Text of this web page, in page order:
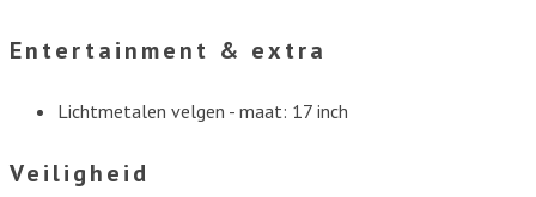
Entertainment & extra
Lichtmetalen velgen - maat: 17 inch
Veiligheid